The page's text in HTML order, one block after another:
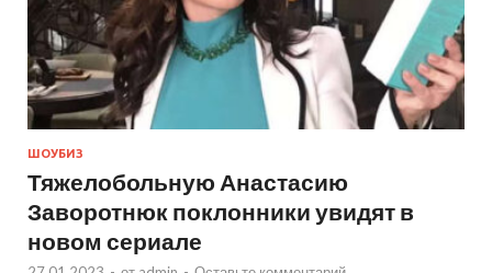
ШОУБИЗ
Тяжелобольную Анастасию
Заворотнюк поклонники увидят в
новом сериале